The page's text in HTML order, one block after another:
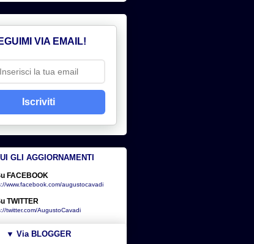
VIA EMAIL!
Iscriviti
GLI AGGIORNAMENTI
FACEBOOK
www.facebook.com/augustocavadi
TWITTER
twitter.com/AugustoCavadi
▼ Via BLOGGER